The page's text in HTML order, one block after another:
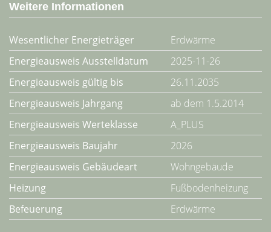
Weitere Informationen
Wesentlicher Energieträger
Erdwärme
Energieausweis Ausstelldatum
2025-11-26
Energieausweis gültig bis
26.11.2035
Energieausweis Jahrgang
ab dem 1.5.2014
Energieausweis Werteklasse
A_PLUS
Energieausweis Baujahr
2026
Energieausweis Gebäudeart
Wohngebäude
Heizung
Fußbodenheizung
Befeuerung
Erdwärme